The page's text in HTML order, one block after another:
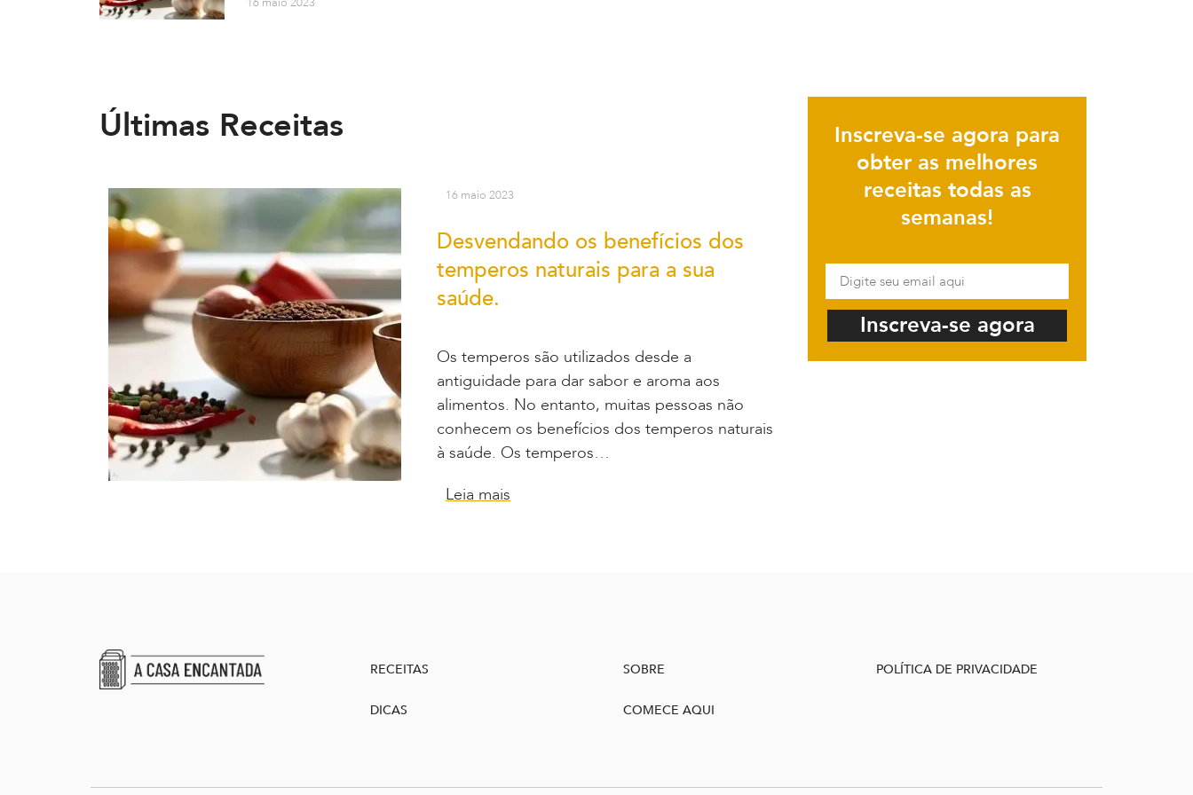
Últimas Receitas
16 maio 2023
Desvendando os benefícios dos
temperos naturais para a sua
saúde.
Os temperos são utilizados desde a
antiguidade para dar sabor e aroma aos
alimentos. No entanto, muitas pessoas não
conhecem os benefícios dos temperos naturais
à saúde. Os temperos…
Leia mais
Inscreva-se agora para
obter as melhores
receitas todas as
semanas!
Inscreva-se agora
RECEITAS
DICAS
SOBRE
COMECE AQUI
POLÍTICA DE PRIVACIDADE